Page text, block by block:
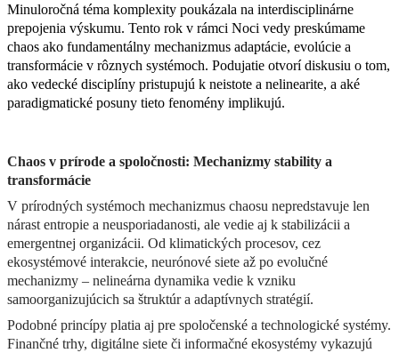
Minuloročná téma komplexity poukázala na interdisciplinárne
prepojenia výskumu. Tento rok v rámci Noci vedy preskúmame
chaos ako fundamentálny mechanizmus adaptácie, evolúcie
transformácie v rôznych systémoch. Podujatie otvorí diskusiu
ako vedecké disciplíny pristupujú k neistote a nelinearite, a aké
paradigmatické posuny tieto fenomény implikujú.
Chaos v prírode a spoločnosti: Mechanizmy
transformácie
V prírodných systémoch mechanizmus chaosu nepredstavuje len
nárast entropie a neusporiadanosti, ale vedie aj k stabilizácii a
emergentnej organizácii. Od klimatických procesov, cez
ekosystémové interakcie, neurónové siete až po evolučné
mechanizmy – nelineárna dynamika vedie k vzniku
samoorganizujúcich sa štruktúr a adaptívnych stratégií.
Podobné princípy platia aj pre spoločenské a technologické systémy
Finančné trhy, digitálne siete či informačné ekosystémy vykazujú